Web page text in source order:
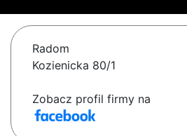
Radom
Kozienicka 80/1
Zobacz profil firmy na